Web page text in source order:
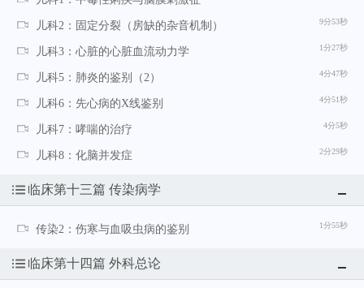
9分53秒
儿科2：固定分裂（房缺的杂音机制）
1分27秒
儿科3：心脏的心脏血流动力学
4分47秒
儿科5：肺炎的鉴别（2）
4分51秒
儿科6：先心病的X线鉴别
4分5秒
儿科7：哮喘的治疗
2分29秒
儿科8：化脑并发症
临床第十三篇 传染病学
1分55秒
传染2：伤寒与血吸虫病的鉴别
临床第十四篇 外科总论